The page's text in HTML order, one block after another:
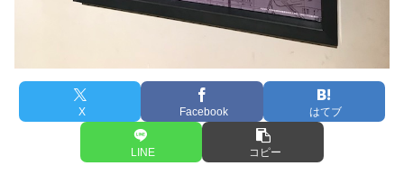
X Facebook はてブ
LINE コピー